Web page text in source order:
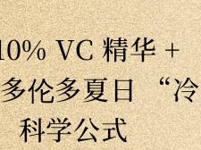
VC 精华 +
伦多夏日 “冷
科学公式